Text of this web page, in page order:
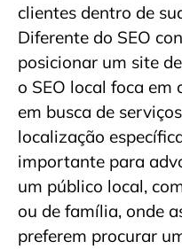
clientes dentro de
Diferente do SEO
posicionar um site
o SEO local foca em
em busca de
localização
importante para
um público local,
ou de família, onde
preferem procurar